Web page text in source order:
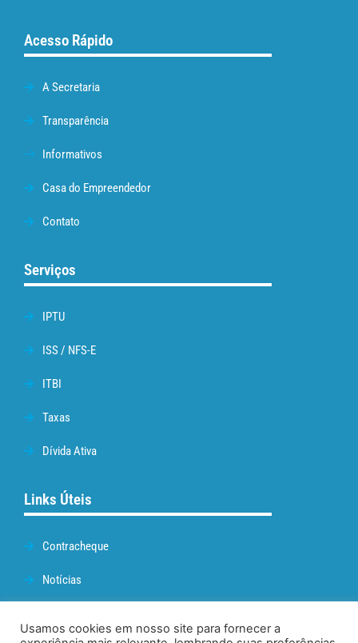
Acesso Rápido
A Secretaria
Transparência
Informativos
Casa do Empreendedor
Contato
Serviços
IPTU
ISS / NFS-E
ITBI
Taxas
Dívida Ativa
Links Úteis
Contracheque
Notícias
Usamos cookies em nosso site para fornecer a